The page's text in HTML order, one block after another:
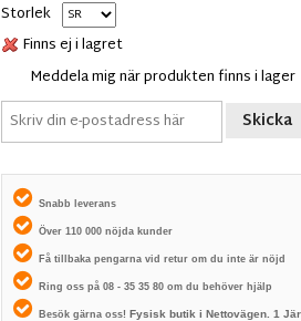
Storlek
Finns ej i lagret
Meddela mig när produkten finns i lager
Skicka
Snabb leverans
Över 110 000 nöjda kunder
Få tillbaka pengarna vid retur om du inte är nöjd
Ring oss på 08 - 35 35 80 om du behöver hjälp
Besök gärna oss! Fysisk butik i Nettovägen. 1